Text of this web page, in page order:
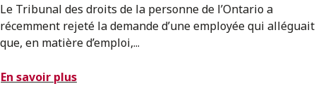
Le Tribunal des droits de la personne de l’Ontario a
récemment rejeté la demande d’une employée qui alléguait
que, en matière d’emploi,...
En savoir plus